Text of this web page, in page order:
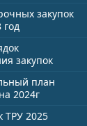
закупок
год
закупок
план
2024г
ТРУ 2025